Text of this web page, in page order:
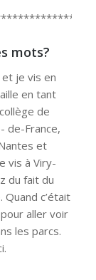
mots?
et je vis en
en tant
de
de-France,
et
vis à Viry-
du fait du
c’était
aller voir
les parcs.